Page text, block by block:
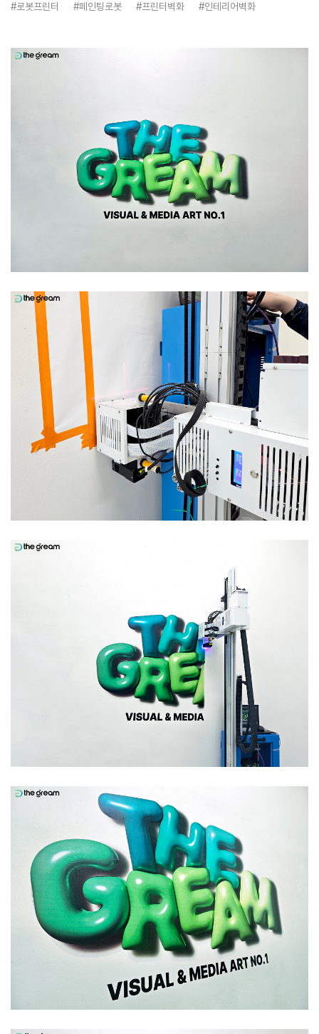
#로봇프린터 #페인팅로봇 #프린터벽화 #인테리어벽화